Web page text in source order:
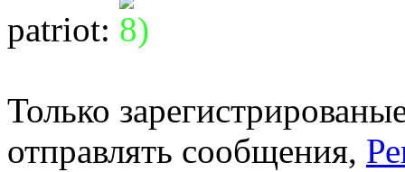
patriot:
Только
отправлять сообщения,